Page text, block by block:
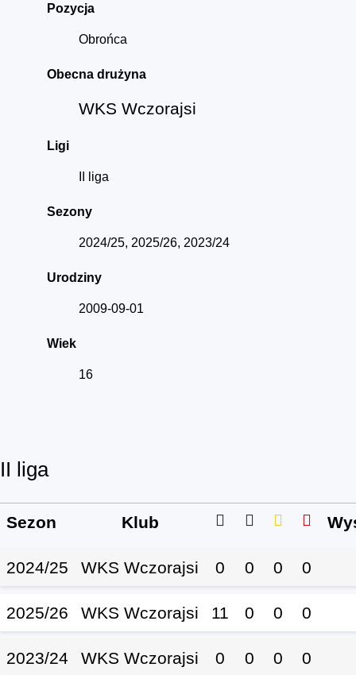
Pozycja
Obrońca
Obecna drużyna
WKS Wczorajsi
Ligi
II liga
Sezony
2024/25, 2025/26, 2023/24
Urodziny
2009-09-01
Wiek
16
II liga
Sezon Klub
2024/25 WKS Wczorajsi 0 0 0 0
2025/26 WKS Wczorajsi 11 0 0 0
2023/24 WKS Wczorajsi 0 0 0 0